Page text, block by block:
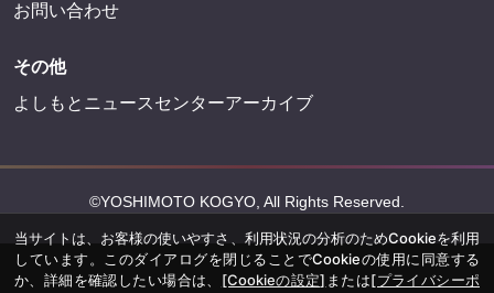
お問い合わせ
その他
よしもとニュースセンターアーカイブ
©YOSHIMOTO KOGYO, All Rights Reserved.
当サイトは、お客様の使いやすさ、利用状況の分析のためCookieを利用
しています。このダイアログを閉じることでCookieの使用に同意する
か、詳細を確認したい場合は、 [Cookieの設定] または[プライバシーポ